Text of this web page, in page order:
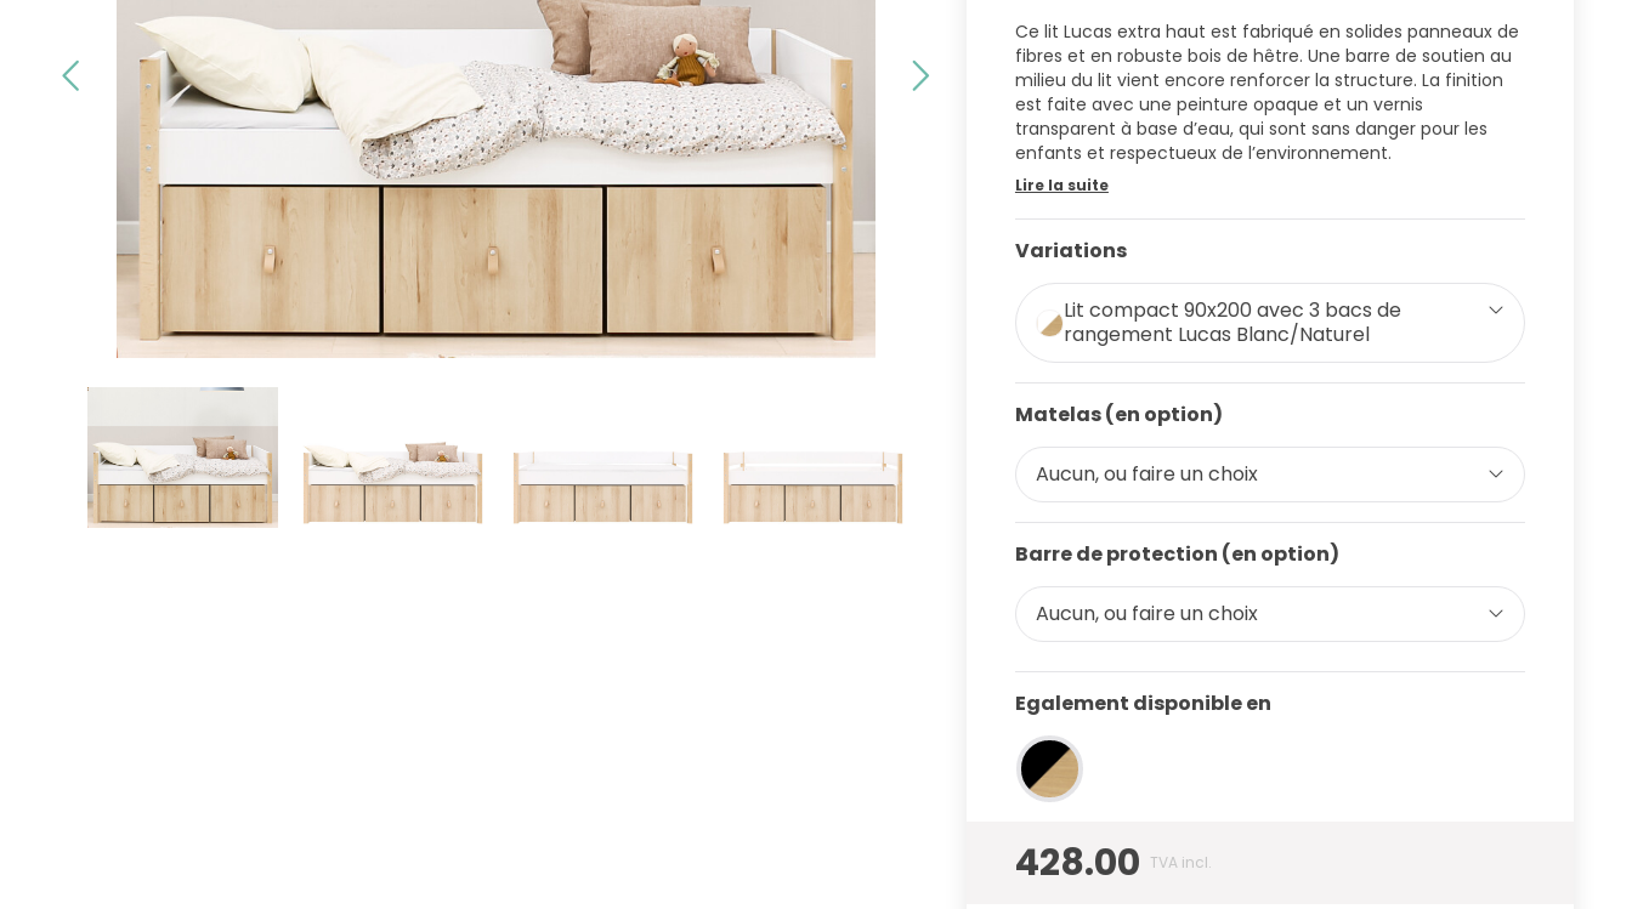
Ce lit Lucas extra haut est fabriqué en solides panneaux de
fibres et en robuste bois de hêtre. Une barre de soutien au
milieu du lit vient encore renforcer la structure. La finition
est faite avec une peinture opaque et un vernis
transparent à base d’eau, qui sont sans danger pour les
enfants et respectueux de l’environnement.
Lire la suite
Variations
Lit compact 90x200 avec 3 bacs de
rangement Lucas Blanc/Naturel
Matelas (en option)
Aucun, ou faire un choix
Barre de protection (en option)
Aucun, ou faire un choix
Egalement disponible en
428.00 TVA incl.